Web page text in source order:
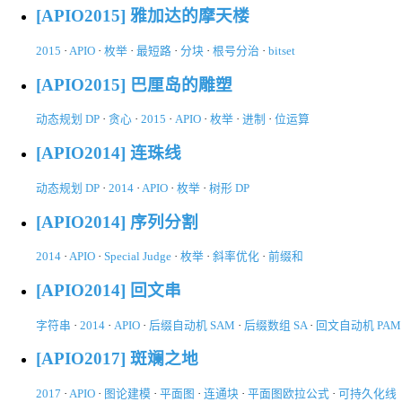
[APIO2015] 雅加达的摩天楼
2015 · APIO · 枚举 · 最短路 · 分块 · 根号分治 · bitset
[APIO2015] 巴厘岛的雕塑
动态规划 DP · 贪心 · 2015 · APIO · 枚举 · 进制 · 位运算
[APIO2014] 连珠线
动态规划 DP · 2014 · APIO · 枚举 · 树形 DP
[APIO2014] 序列分割
2014 · APIO · Special Judge · 枚举 · 斜率优化 · 前缀和
[APIO2014] 回文串
字符串 · 2014 · APIO · 后缀自动机 SAM · 后缀数组 SA · 回文自动机 PAM
[APIO2017] 斑斓之地
2017 · APIO · 图论建模 · 平面图 · 连通块 · 平面图欧拉公式 · 可持久化线